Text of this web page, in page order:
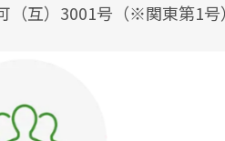
（互）3001号（※関東第1